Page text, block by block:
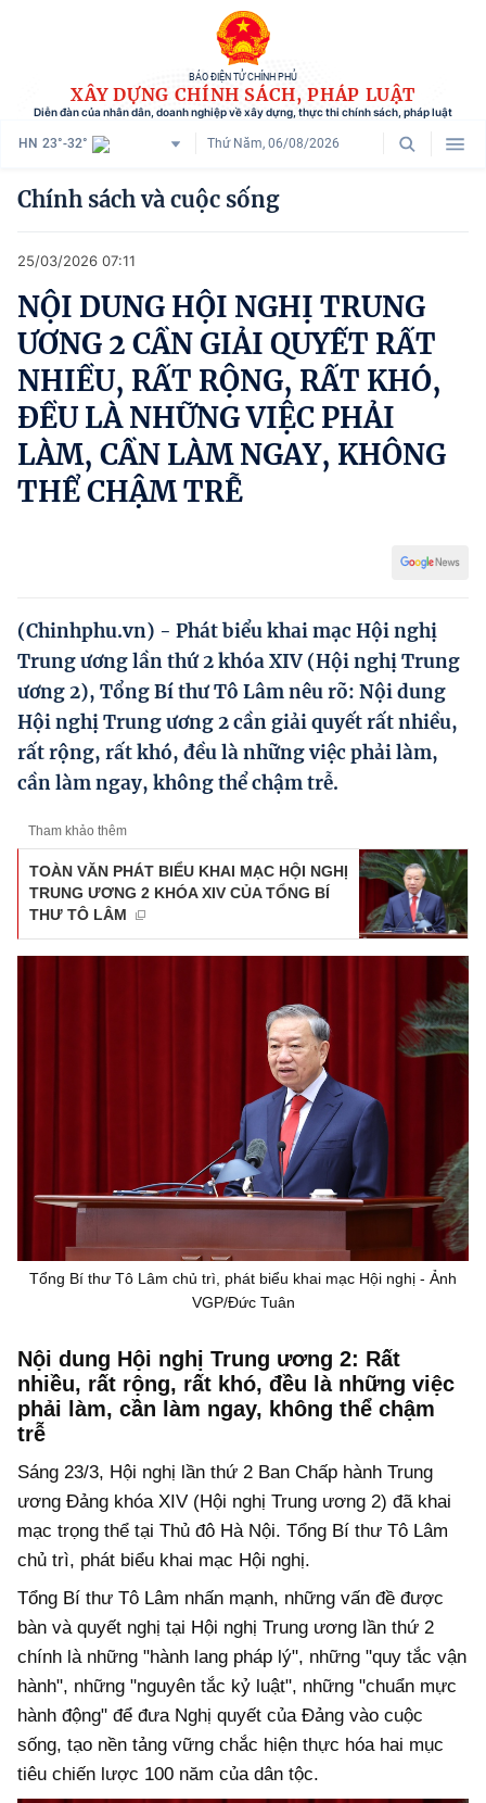
BÁO ĐIỆN TỬ CHÍNH PHỦ
XÂY DỰNG CHÍNH SÁCH, PHÁP LUẬT
Diễn đàn của nhân dân, doanh nghiệp về xây dựng, thực thi chính sách, pháp luật
HN 23°-32° Thứ Năm, 06/08/2026
Danh mục
Tham vấn chính sách
Người dân góp ý
Doanh nghiệp hiến kế
Chính sách và cuộc sống
Hướng dẫn thực hiện chính sách
Kinh tế tư nhân
Doanh nghiệp dân tộc
Khác
Video
Chính sách và cuộc sống
25/03/2026 07:11
NỘI DUNG HỘI NGHỊ TRUNG
ƯƠNG 2 CẦN GIẢI QUYẾT RẤT
NHIỀU, RẤT RỘNG, RẤT KHÓ,
ĐỀU LÀ NHỮNG VIỆC PHẢI
LÀM, CẦN LÀM NGAY, KHÔNG
THỂ CHẬM TRỄ
(Chinhphu.vn) - Phát biểu khai mạc Hội nghị
Trung ương lần thứ 2 khóa XIV (Hội nghị Trung
ương 2), Tổng Bí thư Tô Lâm nêu rõ: Nội dung
Hội nghị Trung ương 2 cần giải quyết rất nhiều,
rất rộng, rất khó, đều là những việc phải làm,
cần làm ngay, không thể chậm trễ.
Tham khảo thêm
TOÀN VĂN PHÁT BIỂU KHAI MẠC HỘI NGHỊ
TRUNG ƯƠNG 2 KHÓA XIV CỦA TỔNG BÍ
THƯ TÔ LÂM
Tổng Bí thư Tô Lâm chủ trì, phát biểu khai mạc Hội nghị - Ảnh
VGP/Đức Tuân
Nội dung Hội nghị Trung ương 2: Rất
nhiều, rất rộng, rất khó, đều là những việc
phải làm, cần làm ngay, không thể chậm
trễ
Sáng 23/3, Hội nghị lần thứ 2 Ban Chấp hành Trung
ương Đảng khóa XIV (Hội nghị Trung ương 2) đã khai
mạc trọng thể tại Thủ đô Hà Nội. Tổng Bí thư Tô Lâm
chủ trì, phát biểu khai mạc Hội nghị.
Tổng Bí thư Tô Lâm nhấn mạnh, những vấn đề được
bàn và quyết nghị tại Hội nghị Trung ương lần thứ 2
chính là những "hành lang pháp lý", những "quy tắc vận
hành", những "nguyên tắc kỷ luật", những "chuẩn mực
hành động" để đưa Nghị quyết của Đảng vào cuộc
sống, tạo nền tảng vững chắc hiện thực hóa hai mục
tiêu chiến lược 100 năm của dân tộc.